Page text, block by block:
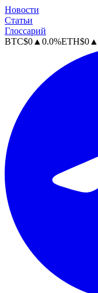
Новости
Статьи
Глоссарий
BTC$0 ▲ 0.0%ETH$0 ▲